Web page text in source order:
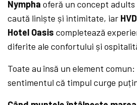
Nympha oferă un concept
caută liniște și intimitate, iar
Hotel Oasis completează
diferite ale confortului și
Toate au însă un element
sentimentul că timpul curge